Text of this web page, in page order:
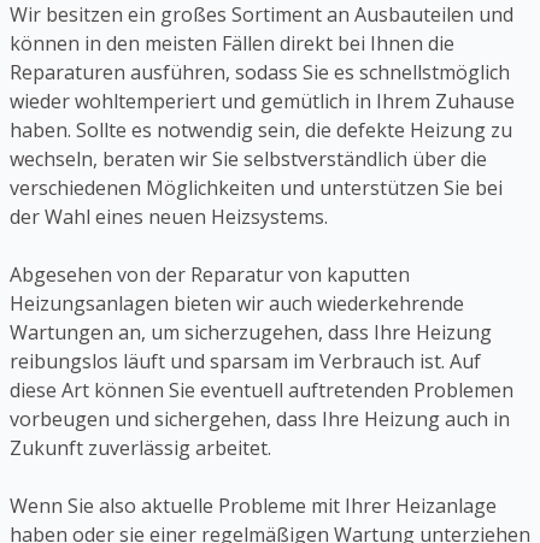
Wir besitzen ein großes Sortiment an Ausbauteilen und
können in den meisten Fällen direkt bei Ihnen die
Reparaturen ausführen, sodass Sie es schnellstmöglich
wieder wohltemperiert und gemütlich in Ihrem Zuhause
haben. Sollte es notwendig sein, die defekte Heizung zu
wechseln, beraten wir Sie selbstverständlich über die
verschiedenen Möglichkeiten und unterstützen Sie bei
der Wahl eines neuen Heizsystems.
Abgesehen von der Reparatur von kaputten
Heizungsanlagen bieten wir auch wiederkehrende
Wartungen an, um sicherzugehen, dass Ihre Heizung
reibungslos läuft und sparsam im Verbrauch ist. Auf
diese Art können Sie eventuell auftretenden Problemen
vorbeugen und sichergehen, dass Ihre Heizung auch in
Zukunft zuverlässig arbeitet.
Wenn Sie also aktuelle Probleme mit Ihrer Heizanlage
haben oder sie einer regelmäßigen Wartung unterziehen